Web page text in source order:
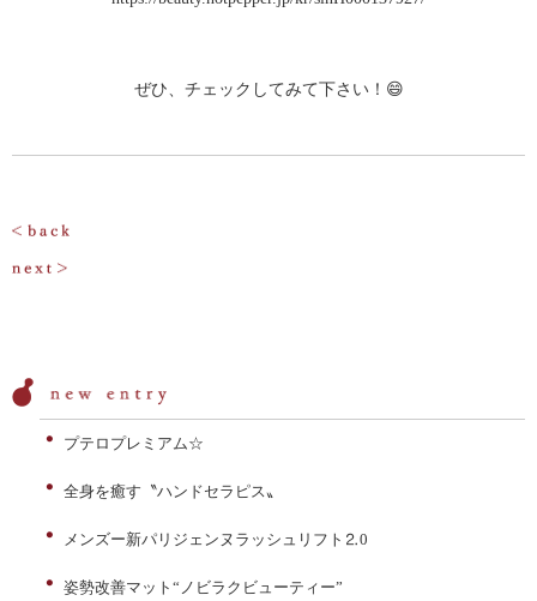
ぜひ、チェックしてみて下さい！😄
投
稿
ゲ
ー
ョ
ン
プテロプレミアム☆
全身を癒す〝ハンドセラピス〟
メンズー新パリジェンヌラッシュリフト⒉0
姿勢改善マット“ノビラクビューティー”